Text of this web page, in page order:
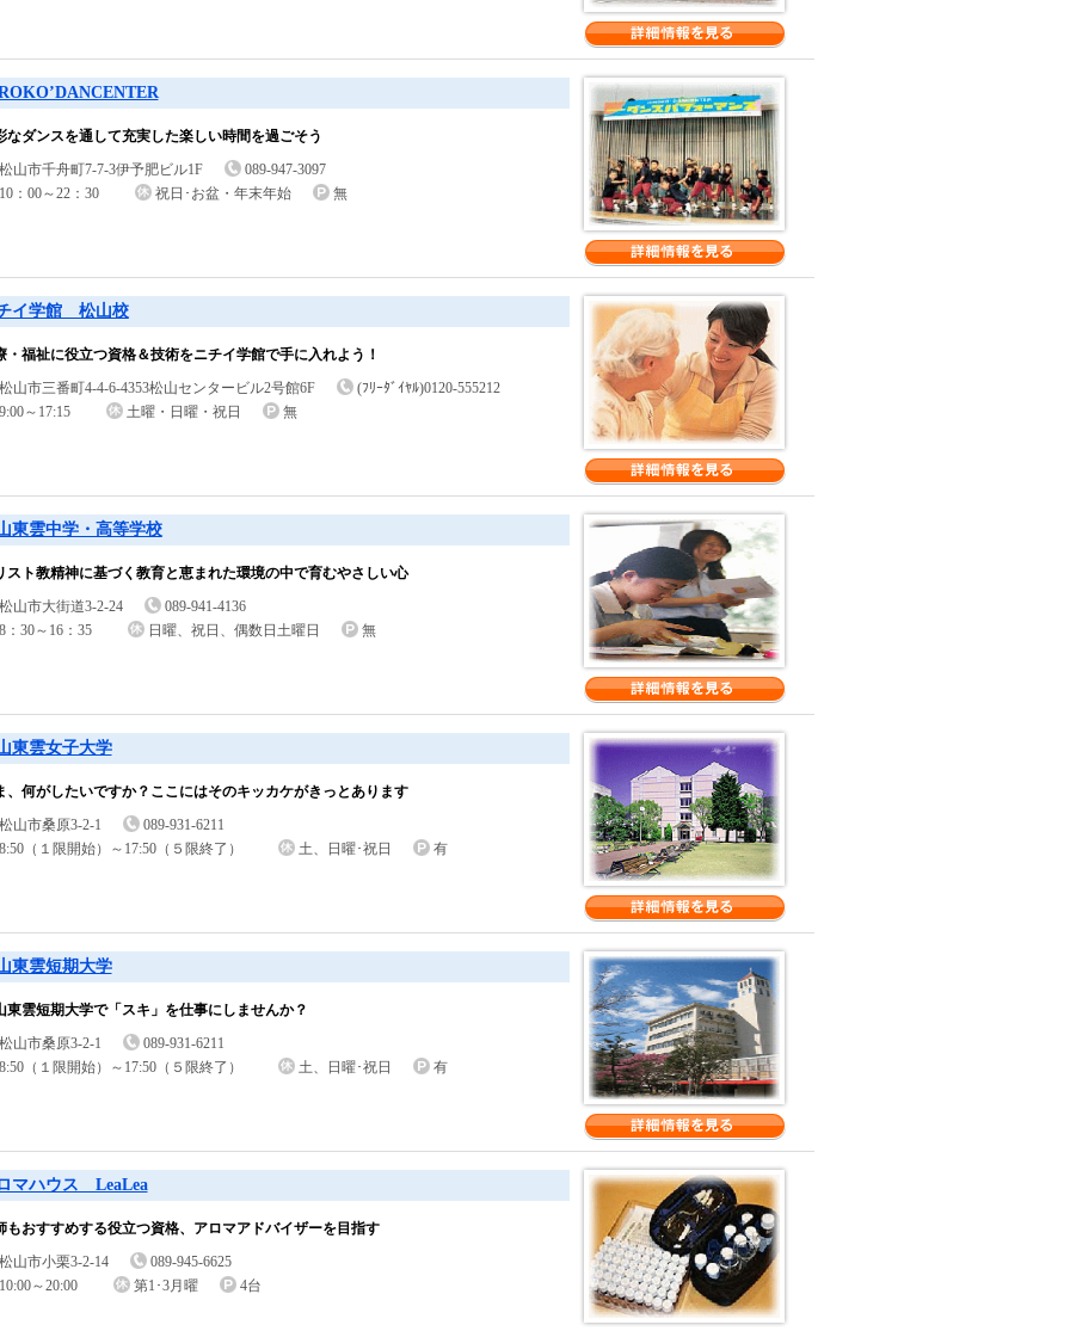
なダンスを通して充実した楽しい時間を過ごそう
松山市千舟町7-7-3伊予肥ビル1F
089-947-3097
10：00～22：30
祝日･お盆・年末年始 無
イ学館 松山校
・福祉に役立つ資格＆技術をニチイ学館で手に入れよう！
松山市三番町4-4-6-4353松山センタービル2号館6F
(ﾌﾘｰﾀﾞｲﾔﾙ)0120-555212
9:00～17:15
土曜・日曜・祝日 無
東雲中学・高等学校
スト教精神に基づく教育と恵まれた環境の中で育むやさしい心
松山市大街道3-2-24
089-941-4136
8：30～16：35
日曜、祝日、偶数日土曜日 無
東雲女子大学
、何がしたいですか？ここにはそのキッカケがきっとあります
松山市桑原3-2-1
089-931-6211
8:50（１限開始）～17:50（５限終了）
土、日曜･祝日 有
東雲短期大学
東雲短期大学で「スキ」を仕事にしませんか？
松山市桑原3-2-1
089-931-6211
8:50（１限開始）～17:50（５限終了）
土、日曜･祝日 有
マハウス LeaLea
もおすすめする役立つ資格、アロマアドバイザーを目指す
松山市小栗3-2-14
089-945-6625
10:00～20:00
第1･3月曜 4台